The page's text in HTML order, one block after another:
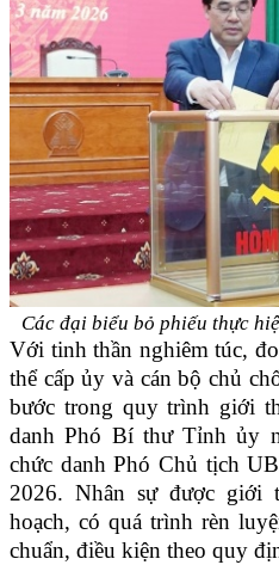
Các đại biểu bỏ phiếu thực
Với tinh thần nghiêm túc,
thể cấp ủy và cán bộ chủ
bước trong quy trình giới
danh Phó Bí thư Tỉnh ủy
chức danh Phó Chủ tịch
2026. Nhân sự được giới
hoạch, có quá trình rèn
chuẩn, điều kiện theo quy